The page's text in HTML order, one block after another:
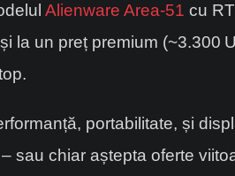
Alienware Area‑51 cu
la un preț premium
portabilitate, și
sau chiar aștepta oferte